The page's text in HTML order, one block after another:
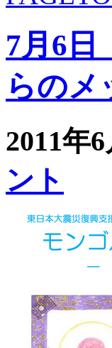
7月6日
らの
2011年
ント